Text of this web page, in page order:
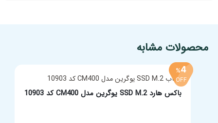
محصولات مشابه
4
%
OFF
باکس هارد SSD M.2 یوگرین مدل CM400 کد 10903